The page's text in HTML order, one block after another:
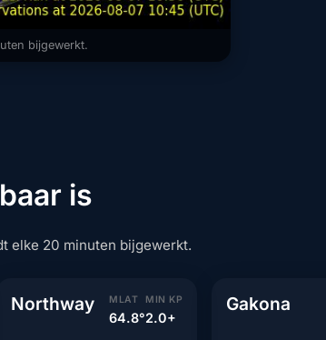
bijgewerkt.
is
elke 20 minuten bijgewerkt.
Northway MLAT
64.8°
MIN KP
2.0+
Gakona